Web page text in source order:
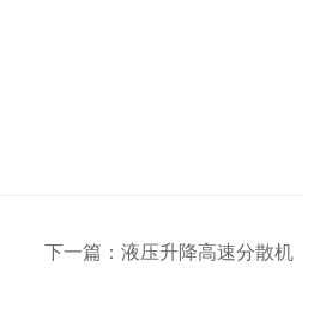
下一篇： 液压升降高速分散机